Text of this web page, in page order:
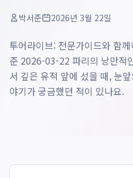
박서준 2026년 3월 22일
투어라이브: 전문가이드와 함
준 2026-03-22 파리의 낭만적
서 깊은 유적 앞에 섰을 때, 눈
야기가 궁금했던 적이 있나요.